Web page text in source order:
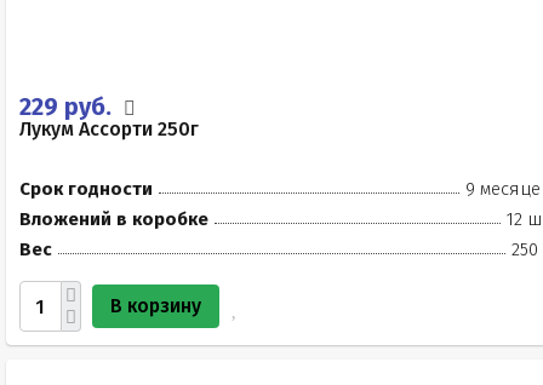
229 руб.
Лукум Ассорти 250г
Срок годности
9
Вложений в коробке
12
Вес
250
В корзину